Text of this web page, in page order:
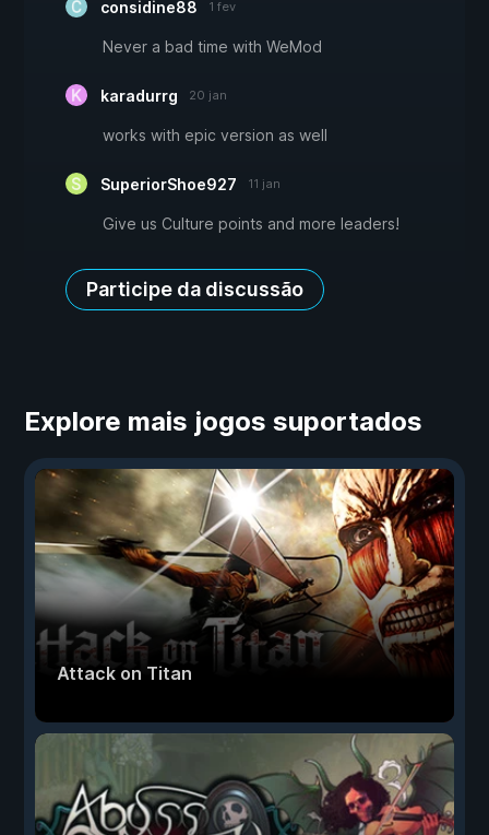
considine88 1 fev
Never a bad time with WeMod
karadurrg 20 jan
works with epic version as well
SuperiorShoe927 11 jan
Give us Culture points and more leaders!
Participe da discussão
Explore mais jogos suportados
Attack on Titan